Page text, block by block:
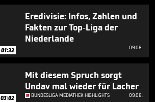
01:32
Eredivisie: Infos, Zahlen und
Fakten zur Top-Liga der
Niederlande
09.08.
03:02
Mit diesem Spruch sorgt
Undav mal wieder für Lacher
BUNDESLIGA MEDIATHEK HIGHLIGHTS 09.08.